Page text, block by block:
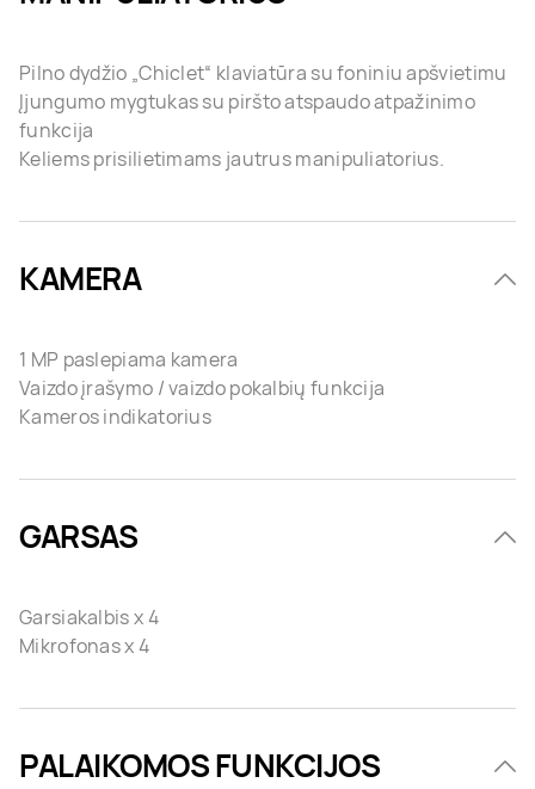
Pilno dydžio „Chiclet“ klaviatūra su foniniu apšvietimu
Įjungumo mygtukas su piršto atspaudo atpažinimo
funkcija
Keliems prisilietimams jautrus manipuliatorius.
KAMERA
1 MP paslepiama kamera
Vaizdo įrašymo / vaizdo pokalbių funkcija
Kameros indikatorius
GARSAS
Garsiakalbis x 4
Mikrofonas x 4
PALAIKOMOS FUNKCIJOS